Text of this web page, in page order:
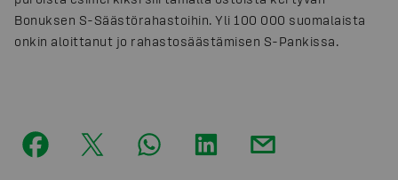
Bonuksen S-Säästörahastoihin. Yli 100 000 suomalaista
onkin aloittanut jo rahastosäästämisen S-Pankissa.